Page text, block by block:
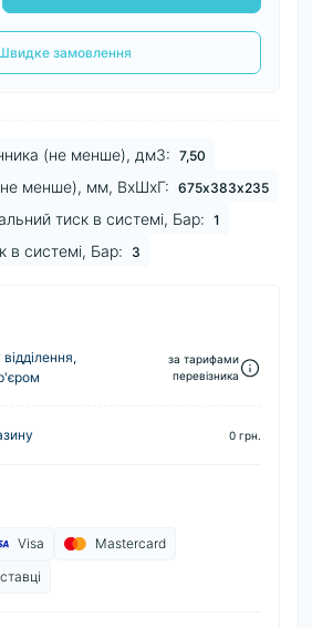
замовлення
(не менше), дм3: 7,50
(не менше), мм, ВхШхГ: 675х383х235
тиск в системі, Бар: 1
в системі, Бар: 3
за тарифами
перевізника
0 грн.
Visa
Mastercard